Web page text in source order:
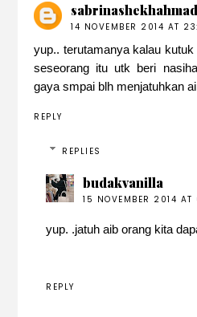
sabrinashekhahmad
14 NOVEMBER 2014 AT
yup.. terutamanya kalau
seseorang itu utk beri
gaya smpai blh menjatuhkan
REPLY
REPLIES
budakvanilla
15 NOVEMBER 2014
yup. .jatuh aib orang kita
REPLY